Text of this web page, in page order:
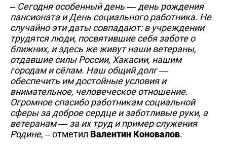
– Сегодня особенный день — день рождения
пансионата и День социального работника. Не
случайно эти даты совпадают: в учреждении
трудятся люди, посвятившие себя заботе о
ближних, и здесь же живут наши ветераны,
отдавшие силы России, Хакасии, нашим
городам и сёлам. Наш общий долг —
обеспечить им достойные условия и
внимательное, человеческое отношение.
Огромное спасибо работникам социальной
сферы за доброе сердце и заботливые руки, а
ветеранам — за их труд и пример служения
Родине, – отметил Валентин Коновалов.